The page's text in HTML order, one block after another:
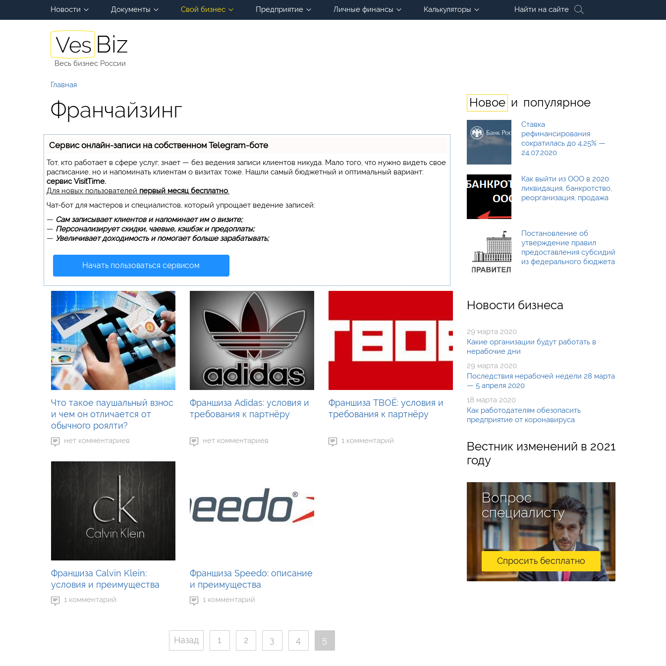
Новости Документы Свой бизнес Предприятие Личные финансы Калькуляторы Найти на сайте
Весь бизнес России
Главная
Франчайзинг
Сервис онлайн-записи на собственном Telegram-боте
Тот, кто работает в сфере услуг, знает — без ведения записи клиентов никуда. Мало того, что нужно видеть свое
расписание, но и напоминать клиентам о визитах тоже. Нашли самый бюджетный и оптимальный вариант:
сервис VisitTime.
Для новых пользователей первый месяц бесплатно.
Чат-бот для мастеров и специалистов, который упрощает ведение записей:
— Сам записывает клиентов и напоминает им о визите;
— Персонализирует скидки, чаевые, кэшбэк и предоплаты;
— Увеличивает доходимость и помогает больше зарабатывать;
Начать пользоваться сервисом
Что такое паушальный взнос
и чем он отличается от
обычного роялти?
нет комментариев
Франшиза Adidas: условия и
требования к партнёру
нет комментариев
Франшиза ТВОЁ: условия и
требования к партнёру
1 комментарий
Франшиза Calvin Klein:
условия и преимущества
1 комментарий
Франшиза Speedo: описание
и преимущества
1 комментарий
Назад 1 2 3 4 5
Новое и популярное
Ставка
рефинансирования
сократилась до 4,25% —
24.07.2020
Как выйти из ООО в 2020:
ликвидация, банкротство,
реорганизация, продажа
Постановление об
утверждение правил
предоставления субсидий
из федерального бюджета
Новости бизнеса
29 марта 2020
Какие организации будут работать в
нерабочие дни
29 марта 2020
Последствия нерабочей недели 28 марта
— 5 апреля 2020
18 марта 2020
Как работодателям обезопасить
предприятие от коронавируса
Вестник изменений в 2021
году
Вопрос
специалисту
Спросить бесплатно